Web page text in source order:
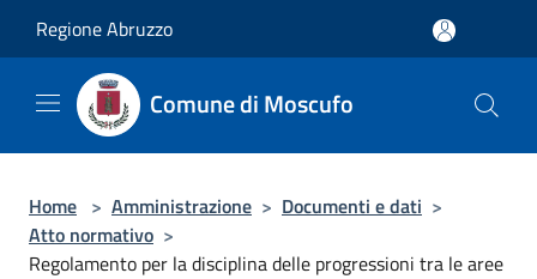
Regione Abruzzo
Comune di Moscufo
Home > Amministrazione > Documenti e dati >
Atto normativo >
Regolamento per la disciplina delle progressioni tra le aree